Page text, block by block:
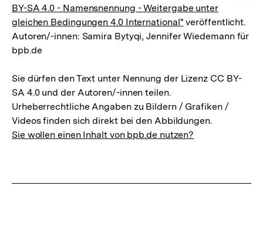
BY-SA 4.0 - Namensnennung - Weitergabe unter
gleichen Bedingungen 4.0 International" veröffentlicht.
Autoren/-innen: Samira Bytyqi, Jennifer Wiedemann für
bpb.de
Sie dürfen den Text unter Nennung der Lizenz CC BY-
SA 4.0 und der Autoren/-innen teilen.
Urheberrechtliche Angaben zu Bildern / Grafiken /
Videos finden sich direkt bei den Abbildungen.
Sie wollen einen Inhalt von bpb.de nutzen?